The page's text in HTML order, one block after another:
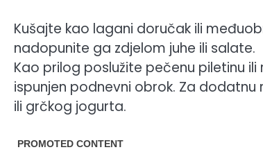
Kušajte kao lagani doručak ili
nadopunite ga zdjelom juhe ili salate.
Kao prilog poslužite pečenu piletinu ili
ispunjen podnevni obrok. Za
ili grčkog jogurta.